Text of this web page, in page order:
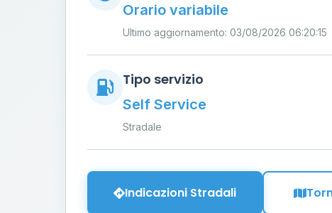
Orario variabile
Ultimo aggiornamento: 03/08/2026 06:20:15
Tipo servizio
Self Service
Stradale
Indicazioni Stradali